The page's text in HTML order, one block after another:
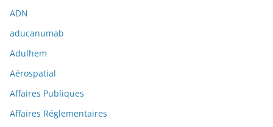
ADN
aducanumab
Adulhem
Aérospatial
Affaires Publiques
Affaires Réglementaires